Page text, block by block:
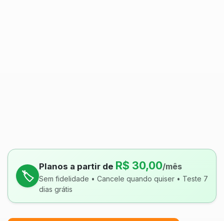
🏷️
Planos a partir de R$ 30,00/mês
Sem fidelidade • Cancele quando quiser • Teste 7
dias grátis